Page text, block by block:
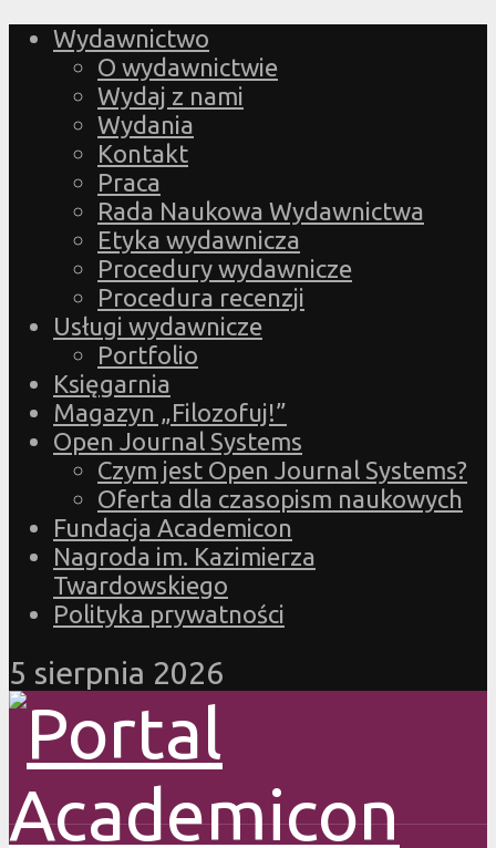
Wydawnictwo
O wydawnictwie
Wydaj z nami
Wydania
Kontakt
Praca
Rada Naukowa Wydawnictwa
Etyka wydawnicza
Procedury wydawnicze
Procedura recenzji
Usługi wydawnicze
Portfolio
Księgarnia
Magazyn „Filozofuj!”
Open Journal Systems
Czym jest Open Journal Systems?
Oferta dla czasopism naukowych
Fundacja Academicon
Nagroda im. Kazimierza
Twardowskiego
Polityka prywatności
5 sierpnia 2026